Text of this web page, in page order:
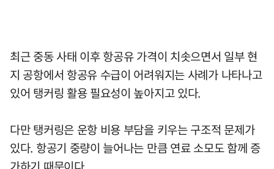
최근 중동 사태 이후 항공유 가격이 치솟으면서 일부 현
지 공항에서 항공유 수급이 어려워지는 사례가 나타나고
있어 탱커링 활용 필요성이 높아지고 있다.
다만 탱커링은 운항 비용 부담을 키우는 구조적 문제가
있다. 항공기 중량이 늘어나는 만큼 연료 소모도 함께 증